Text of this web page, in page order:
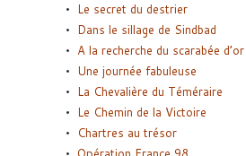
Le secret du destrier
Dans le sillage de Sindbad
A la recherche du scarabée d’or
Une journée fabuleuse
La Chevalière du Téméraire
Le Chemin de la Victoire
Chartres au trésor